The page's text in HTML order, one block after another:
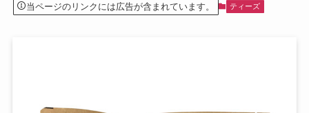
当ページのリンクには広告が含まれています。 ティーズ